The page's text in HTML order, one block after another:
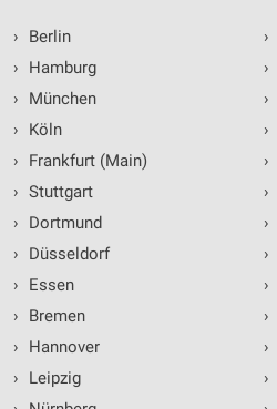
›
Berlin
›
Hamburg
›
München
›
Köln
›
Frankfurt (Main)
› Stuttgart
›
Dortmund
›
Düsseldorf
›
Essen
›
Bremen
›
Hannover
›
Leipzig
›
›
›
›
›
›
›
›
›
›
›
›